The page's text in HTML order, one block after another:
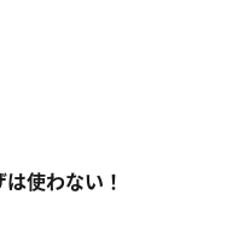
使わない！